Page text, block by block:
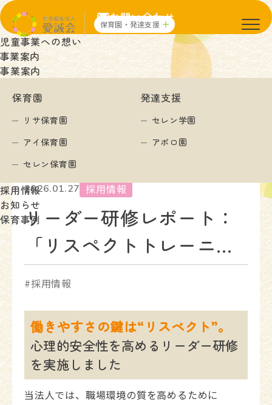
保育園・発達支援
お問い合わせ
児童事業への想い
事業案内
事業案内
保育園
リサ保育園
アイ保育園
セレン保育園
発達支援
セレン学園
アポロ園
採用情報
お知らせ
保育事例
お知らせ
TOP
お知らせ
2026.01.27 採用情報
リーダー研修レポート：
「リスペクトトレーニン
グ」
採用情報
働きやすさの鍵は“リスペクト”。
心理的安全性を高めるリーダー研修
を実施しました
当法人では、職場環境の質を高めるために